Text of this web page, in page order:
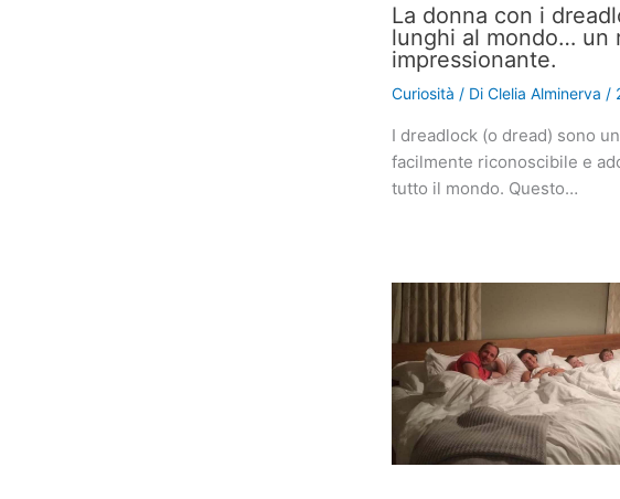
La donna con i
lunghi al mondo… un
impressionante.
Curiosità / Di Clelia Alminerva /
I dreadlock (o dread) sono
facilmente riconoscibile e
tutto il mondo. Questo…